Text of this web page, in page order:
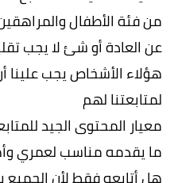
من فئة الأطفال
عن العادة أو شئ لا يجب
هؤلاء الأشخاص يجب علينا
لمتابعتنا لهم
معيار المحتوى الجيد
ما يقدمه مناسب لعمري